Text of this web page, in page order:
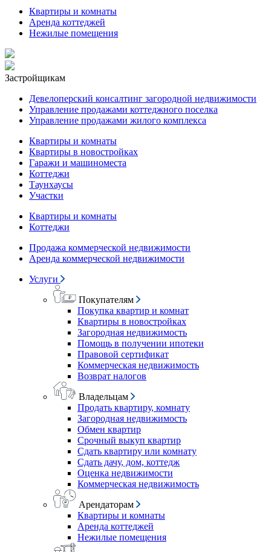
Квартиры и комнаты
Аренда коттеджей
Нежилые помещения
Застройщикам
Девелоперский консалтинг загородной недвижимости
Управление продажами коттеджного поселка
Управление продажами жилого комплекса
Квартиры и комнаты
Квартиры в новостройках
Гаражи и машиноместа
Коттеджи
Таунхаусы
Участки
Квартиры и комнаты
Коттеджи
Продажа коммерческой недвижимости
Аренда коммерческой недвижимости
Услуги
Покупателям
Покупка квартир и комнат
Квартиры в новостройках
Загородная недвижимость
Помощь в получении ипотеки
Правовой сертификат
Коммерческая недвижимость
Возврат налогов
Владельцам
Продать квартиру, комнату
Загородная недвижимость
Обмен квартир
Срочный выкуп квартир
Сдать квартиру или комнату
Сдать дачу, дом, коттедж
Оценка недвижимости
Коммерческая недвижимость
Арендаторам
Квартиры и комнаты
Аренда коттеджей
Нежилые помещения